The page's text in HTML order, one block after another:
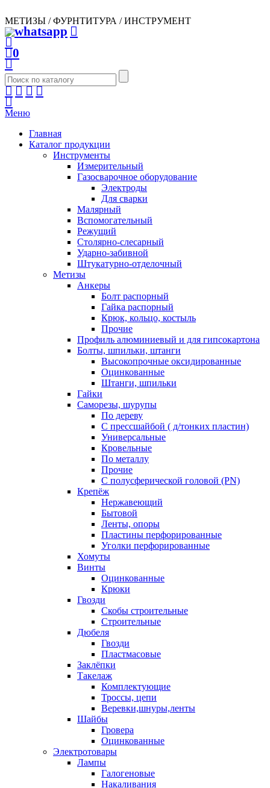
МЕТИЗЫ / ФУРНТИТУРА / ИНСТРУМЕНТ
0
Меню
Главная
Каталог продукции
Инструменты
Измерительный
Газосварочное оборудование
Электроды
Для сварки
Малярный
Вспомогательный
Режущий
Столярно-слесарный
Ударно-забивной
Штукатурно-отделочный
Метизы
Анкеры
Болт распорный
Гайка распорный
Крюк, кольцо, костыль
Прочие
Профиль алюминиевый и для гипсокартона
Болты, шпильки, штанги
Высокопрочные оксидированные
Оцинкованные
Штанги, шпильки
Гайки
Саморезы, шурупы
По дереву
С прессшайбой ( д/тонких пластин)
Универсальные
Кровельные
По металлу
Прочие
С полусферической головой (PN)
Крепёж
Нержавеющий
Бытовой
Ленты, опоры
Пластины перфорированные
Уголки перфорированные
Хомуты
Винты
Оцинкованные
Крюки
Гвозди
Скобы строительные
Строительные
Дюбеля
Гвозди
Пластмасовые
Заклёпки
Такелаж
Комплектующие
Троссы, цепи
Веревки,шнуры,ленты
Шайбы
Гровера
Оцинкованные
Электротовары
Лампы
Галогеновые
Накаливания